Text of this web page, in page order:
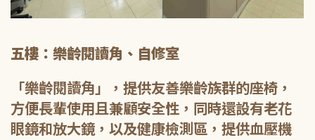
五樓：樂齡閱讀角、自修室
「樂齡閱讀角」，提供友善樂齡族群的座椅，
方便長輩使用且兼顧安全性，同時還設有老花
眼鏡和放大鏡，以及健康檢測區，提供血壓機